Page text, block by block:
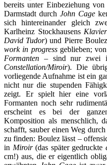
bereits unter Einbeziehung
Darmstadt durch John Cage
sich hintereinander gleich
Karlheinz Stockhausens
David Tudor) und Pierre
work in progress geblieben;
Formanten – sind nur zwei
Constellation/Miroir). Die
vorliegende Aufnahme ist ein
nicht nur die stupenden
zeigt. Er spielt hier eine
Formanten noch sehr
erscheint es bei der
Komposition als menschlich,
schafft, sauber einen Weg
zu finden: Boulez lässt –
in Miroir (das später gedruckte
cm!) aus, die er eigentlich